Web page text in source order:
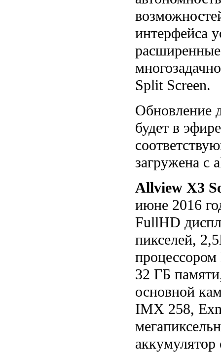
интерфейса
Split Screen.
Обновление
будет в
загружена с
Allview X3
июне 2016
FullHD
пикселей,
32 ГБ
основной
IMX 258,